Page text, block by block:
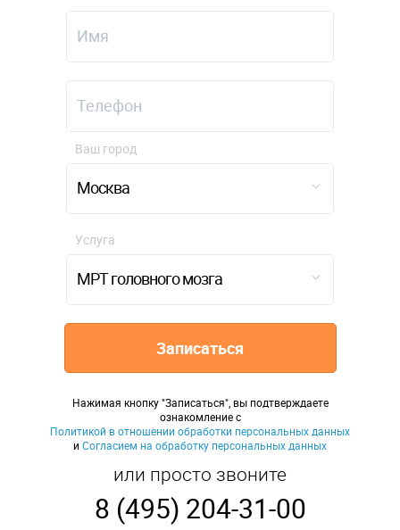
Москва
Ваш город
МРТ головного мозга
Услуга
Записаться
Нажимая кнопку "Записаться", вы подтверждаете
ознакомление с
Политикой в отношении обработки персональных данных
и Согласием на обработку персональных данных
или просто звоните
8 (495) 204-31-00